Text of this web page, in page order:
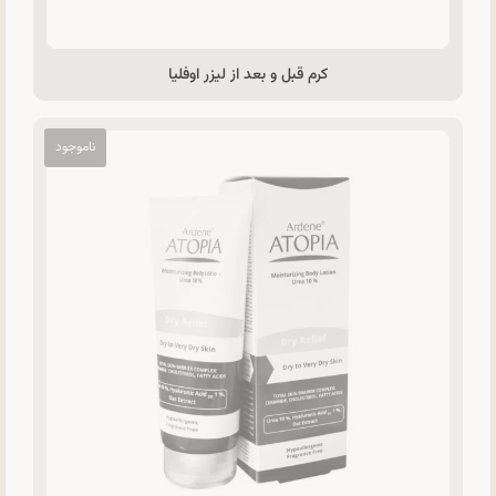
کرم قبل و بعد از لیزر اوفلیا